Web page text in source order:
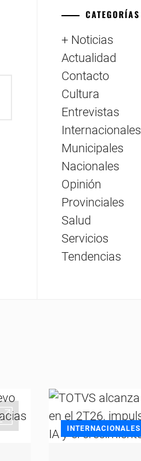
CATEGORÍAS
+ Noticias
Actualidad
Contacto
Cultura
Entrevistas
Internacionales
Municipales
Nacionales
Opinión
Provinciales
Salud
Servicios
Tendencias
INTERNACIONALES